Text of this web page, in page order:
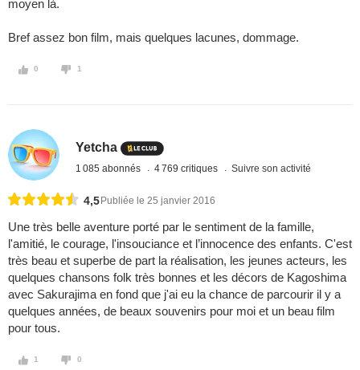
moyen là.
Bref assez bon film, mais quelques lacunes, dommage.
0 1
Yetcha
1 085 abonnés 4 769 critiques Suivre son activité
4,5 Publiée le 25 janvier 2016
Une très belle aventure porté par le sentiment de la famille,
l'amitié, le courage, l'insouciance et l’innocence des enfants. C'est
très beau et superbe de part la réalisation, les jeunes acteurs, les
quelques chansons folk très bonnes et les décors de Kagoshima
avec Sakurajima en fond que j'ai eu la chance de parcourir il y a
quelques années, de beaux souvenirs pour moi et un beau film
pour tous.
1 0